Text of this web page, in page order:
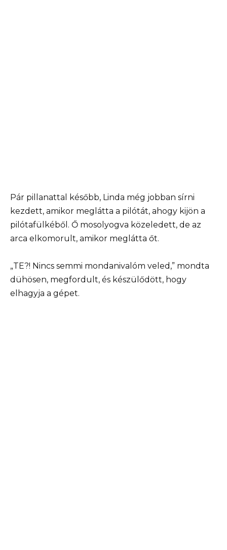
Pár pillanattal később, Linda még jobban sírni
kezdett, amikor meglátta a pilótát, ahogy kijön a
pilótafülkéből. Ő mosolyogva közeledett, de az
arca elkomorult, amikor meglátta őt.
„TE?! Nincs semmi mondanivalóm veled,” mondta
dühösen, megfordult, és készülődött, hogy
elhagyja a gépet.